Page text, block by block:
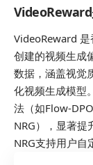
VideoReward
创建的视频生成
数据，涵盖视觉
化视频生成模型
法（如Flow-
NRG），显著
NRG支持用户自